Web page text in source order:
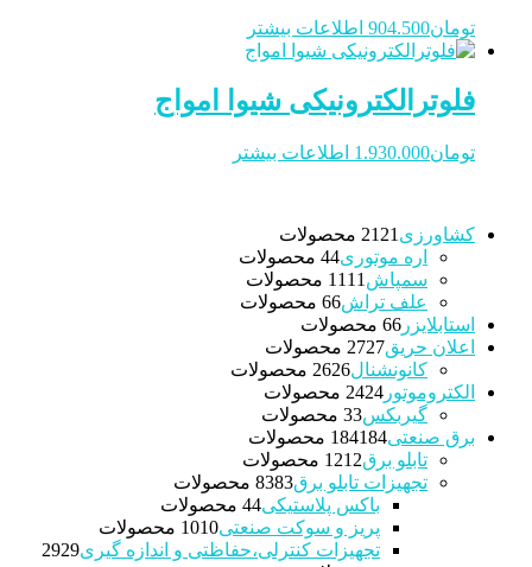
تومان904.500 اطلاعات بیشتر
فلوترالکترونیکی شیوا امواج
تومان1.930.000 اطلاعات بیشتر
کشاورزی 21 21 محصولات
اره موتوری 44 محصولات
سمپاش
11 11 محصولات
علف تراش 66 محصولات
استابلایزر
66 محصولات
اعلان حریق
2727 محصولات
کانونشنال
2626 محصولات
الکتروموتور
2424 محصولات
گیربکس 33 محصولات
برق صنعتی
184184 محصولات
تابلو برق
1212 محصولات
تجهیزات تابلو برق
8383 محصولات
باکس پلاستیکی 44 محصولات
پریز و سوکت صنعتی
1010 محصولات
تجهیزات کنترلی،حفاظتی و اندازه گیری
2929